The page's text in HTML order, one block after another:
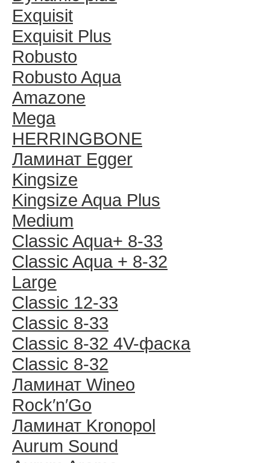
Exquisit
Exquisit Plus
Robusto
Robusto Aqua
Amazone
Mega
HERRINGBONE
Ламинат Egger
Kingsize
Kingsize Aqua Plus
Medium
Classic Aqua+ 8-33
Classic Aqua + 8-32
Large
Classic 12-33
Classic 8-33
Classic 8-32 4V-фаска
Classic 8-32
Ламинат Wineo
Rock′n′Go
Ламинат Kronopol
Aurum Sound